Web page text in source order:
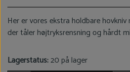
Her er vores ekstra holdbare
der tåler højtryksrensning og hårdt
Lagerstatus:20 på lager